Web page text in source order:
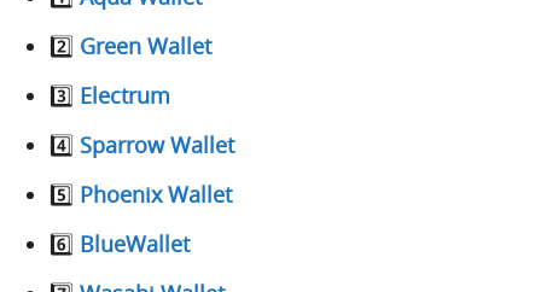
2️⃣ Green Wallet
3️⃣ Electrum
4️⃣ Sparrow Wallet
5️⃣ Phoenix Wallet
6️⃣ BlueWallet